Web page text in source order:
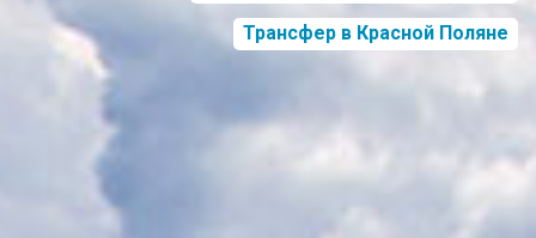
Трансфер в Красной Поляне